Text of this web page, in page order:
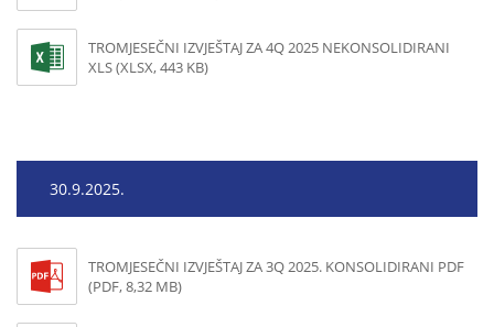
TROMJESEČNI IZVJEŠTAJ ZA 4Q 2025 NEKONSOLIDIRANI
XLS (XLSX, 443 KB)
30.9.2025.
TROMJESEČNI IZVJEŠTAJ ZA 3Q 2025. KONSOLIDIRANI PDF
(PDF, 8,32 MB)